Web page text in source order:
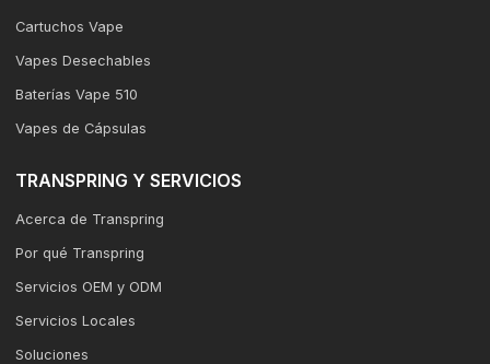
Cartuchos Vape
Vapes Desechables
Baterías Vape 510
Vapes de Cápsulas
TRANSPRING Y SERVICIOS
Acerca de Transpring
Por qué Transpring
Servicios OEM y ODM
Servicios Locales
Soluciones